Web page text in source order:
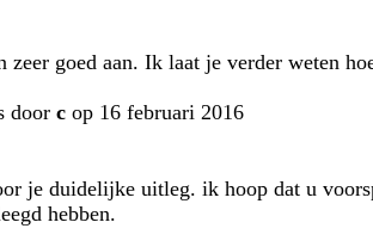
zeer goed aan. Ik laat je verder weten
door c op 16 februari 2016
je duidelijke uitleg. ik hoop dat u
hebben.